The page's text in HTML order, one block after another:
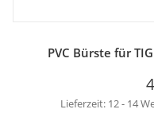
PVC Bürste für
Lieferzeit: 12 - 14